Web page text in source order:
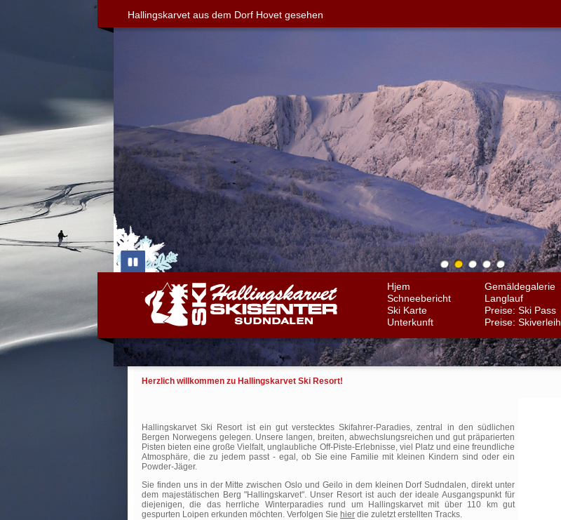
Hjem
Schneebericht
Ski Karte
Unterkunft
Gemäldegalerie
Langlauf
Preise: Ski Pass
Preise: Skiverleih
Hallingskarvet aus dem Dorf Hovet gesehen
Herzlich willkommen zu Hallingskarvet Ski Resort!
Hallingskarvet Ski Resort ist ein gut verstecktes Skifahrer-Paradies, zentral in den südlichen
Bergen Norwegens gelegen. Unsere langen, breiten, abwechslungsreichen und gut präparierten
Pisten bieten eine große Vielfalt, unglaubliche Off-Piste-Erlebnisse, viel Platz und eine freundliche
Atmosphäre, die zu jedem passt - egal, ob Sie eine Familie mit kleinen Kindern sind oder ein
Powder-Jäger.
Sie finden uns in der Mitte zwischen Oslo und Geilo in dem kleinen Dorf Sudndalen, direkt unter
dem majestätischen Berg "Hallingskarvet". Unser Resort ist auch der ideale Ausgangspunkt für
diejenigen, die das herrliche Winterparadies rund um Hallingskarvet mit über 110 km gut
gespurten Loipen erkunden möchten. Verfolgen Sie hier die zuletzt erstellten Tracks.